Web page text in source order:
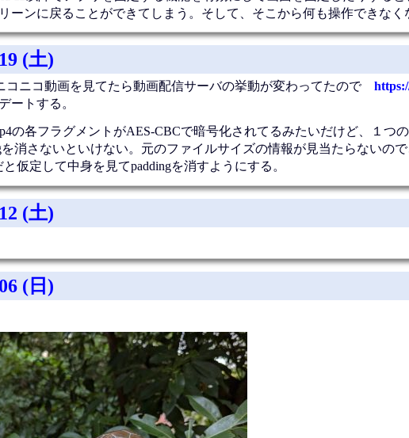
ーンに戻ることができてしまう。そして、そこから何も操作できなく
(土)
コニコ動画を見てたら動画配信サーバの挙動が変わってたので
ートする。
の各フラグメントがAES-CBCで暗号化されてるみたいだけど、１つ
を消さないといけない。元のファイルサイズの情報が見当たらないの
と仮定して中身を見てpaddingを消すようにする。
(土)
(日)